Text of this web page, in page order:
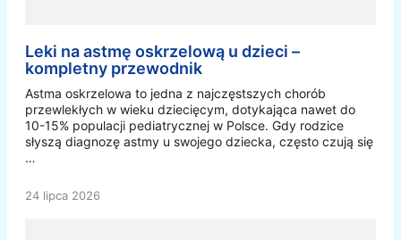
Leki na astmę oskrzelową u dzieci –
kompletny przewodnik
Astma oskrzelowa to jedna z najczęstszych chorób
przewlekłych w wieku dziecięcym, dotykająca nawet do
10-15% populacji pediatrycznej w Polsce. Gdy rodzice
słyszą diagnozę astmy u swojego dziecka, często czują się
…
24 lipca 2026